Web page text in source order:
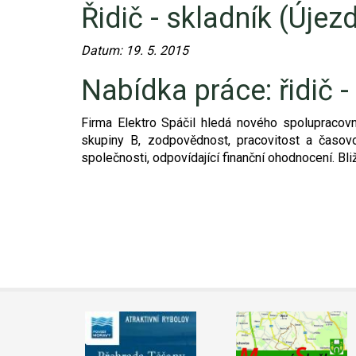
Řidič - skladník
Datum: 19. 5. 2015
Nabídka práce: řidič
Firma Elektro Spáčil hledá nového
skupiny B, zodpovědnost, pracovitost a
společnosti, odpovídající finanční ohodnocení.
Video - průlet dronem
Poruchy, omezení
Mapové služby
Kontakty a info
Nabídka práce
Smuteční oznámení